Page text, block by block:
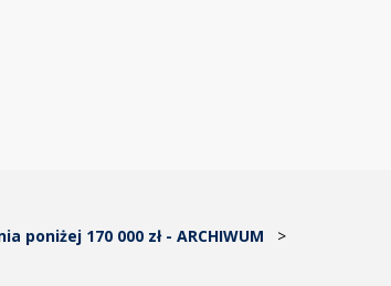
poniżej 170 000 zł - ARCHIWUM >